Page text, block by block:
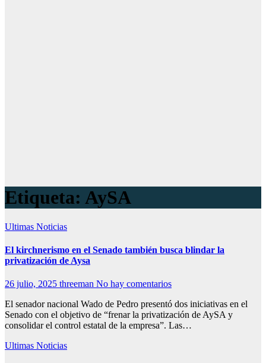
Etiqueta: AySA
Ultimas Noticias
El kirchnerismo en el Senado también busca blindar la
privatización de Aysa
26 julio, 2025 threeman No hay comentarios
El senador nacional Wado de Pedro presentó dos iniciativas en el
Senado con el objetivo de “frenar la privatización de AySA y
consolidar el control estatal de la empresa”. Las…
Ultimas Noticias